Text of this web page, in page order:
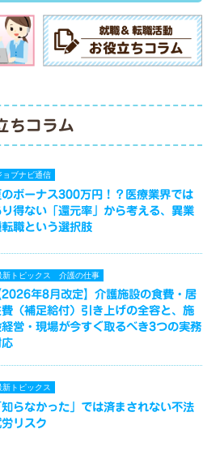
ちコラム
ョブナビ通信
のボーナス300万円！？医療業界では
り得ない「還元率」から考える、異業
職という選択肢
新トピックス 介護の仕事
2026年8月改定】介護施設の食費・居
費（補足給付）引き上げの全容と、施
経営・現場が今すぐ取るべき3つの実務
新トピックス
知らなかった」では済まされない不法
リスク